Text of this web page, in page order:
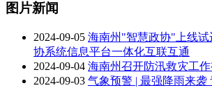
图片新闻
2024-09-05 海南州"智慧政协"上线试
协系统信息平台一体化互联互通
2024-09-04 海南州召开防汛救灾工
2024-09-03 气象预警 | 最强降雨来袭